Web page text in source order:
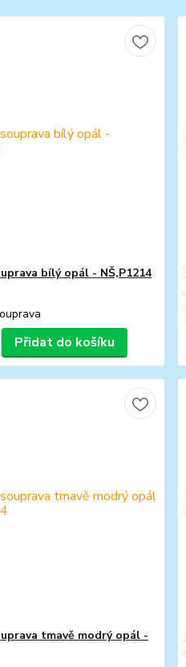
bílý opál - NŠ,P1214
Přidat do košíku
tmavě modrý opál -